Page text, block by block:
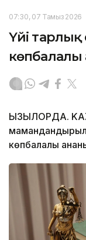
07:30, 07 Тамыз 2026
Үйі
көпбалалы
ҚЫЗЫЛОРДА.
көпбалалы